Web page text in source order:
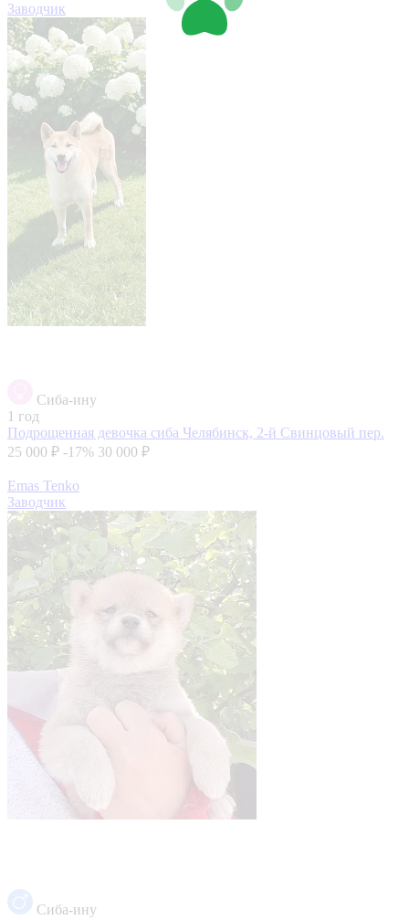
Заводчик
Сиба-ину
1 год
Подрощенная девочка сиба Челябинск, 2-й Свинцовый пер.
25 000 ₽ -17% 30 000 ₽
Emas Tenko
Заводчик
Сиба-ину